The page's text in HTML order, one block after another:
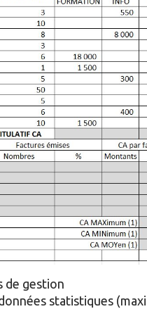
de gestion
statistiques